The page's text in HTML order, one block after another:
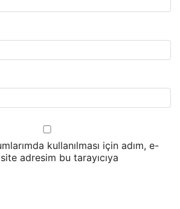
kullanılması için adım, e-
adresim bu tarayıcıya